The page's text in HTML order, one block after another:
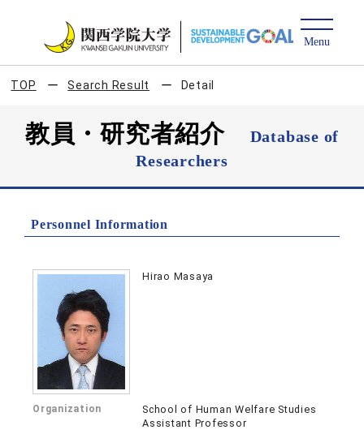
TOP Search Result Detail
教員・研究者紹介
Database of
Researchers
Personnel Information
Hirao Masaya
Organization
School of Human Welfare Studies
Assistant Professor